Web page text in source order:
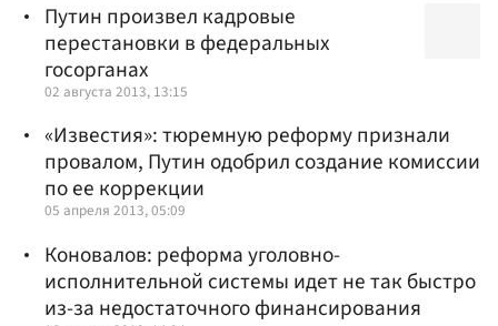
Путин произвел кадровые
перестановки в федеральных
госорганах
02 августа 2013, 13:15
«Известия»: тюремную реформу признали
провалом, Путин одобрил создание комиссии
по ее коррекции
05 апреля 2013, 05:09
Коновалов: реформа уголовно-
исполнительной системы идет не так быстро
из-за недостаточного финансирования